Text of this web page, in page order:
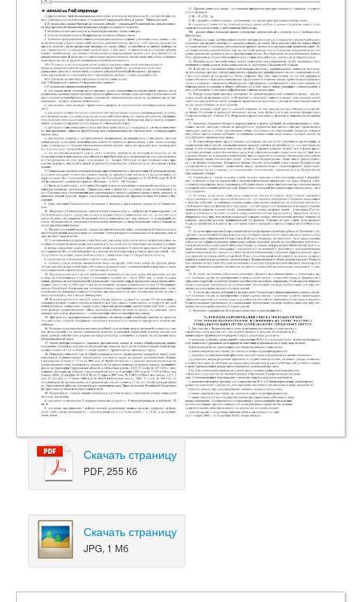
Скачать страницу
PDF, 255 Кб
Скачать страницу
JPG, 1 Мб